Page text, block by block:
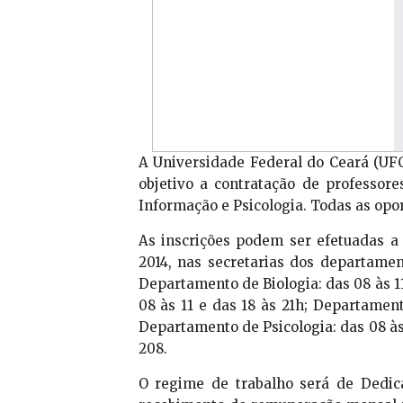
A Universidade Federal do Ceará
objetivo a contratação de
Informação e Psicologia. Todas as
As inscrições podem ser efetuadas
2014, nas secretarias dos
Departamento de Biologia: das 08 às
08 às 11 e das 18 às 21h;
Departamento de Psicologia: das 08
208.
O regime de trabalho será de